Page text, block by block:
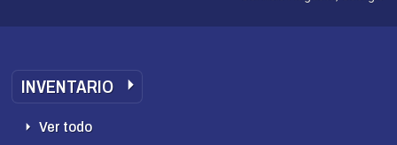
INVENTARIO
Ver todo